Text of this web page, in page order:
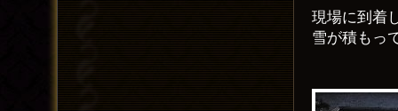
現場に到着
雪が積もっ